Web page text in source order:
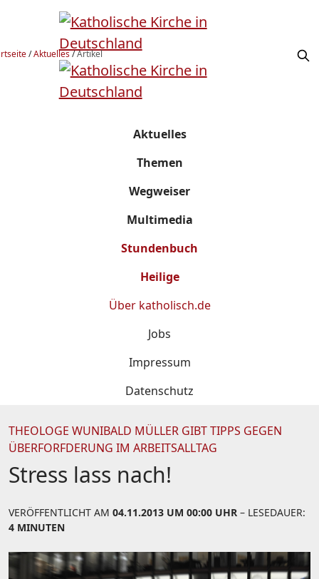
/Aktuelles/Artikel
Aktuelles
Themen
Wegweiser
Multimedia
Stundenbuch
Heilige
Über katholisch.de
Jobs
Impressum
Datenschutz
THEOLOGE WUNIBALD MÜLLER GIBT TIPPS GEGEN
ÜBERFORFDERUNG IM ARBEITSALLTAG
Stress lass nach!
VERÖFFENTLICHT AM 04.11.2013 UM 00:00 UHR – LESEDAUER:
4 MINUTEN